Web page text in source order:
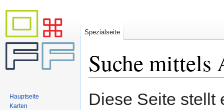
Suche
Navigation
Suche
Diese Seite
Spezialseite
Hauptseite
Karten